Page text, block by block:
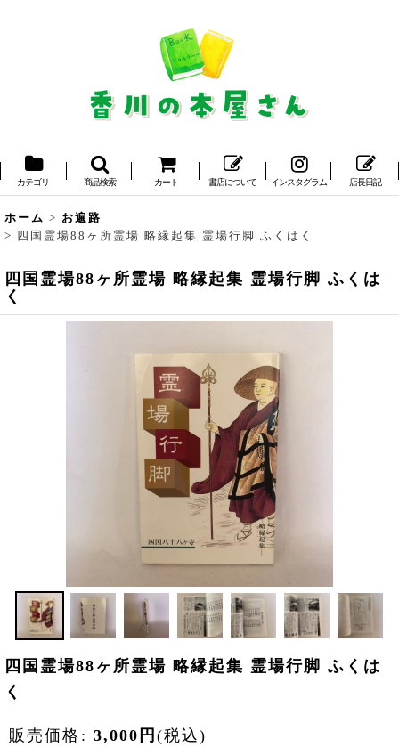
カテゴリ 商品検索 カート 書店について インスタグラム 店長日記
ホーム > お遍路
> 四国霊場88ヶ所霊場 略縁起集 霊場行脚 ふくはく
四国霊場88ヶ所霊場 略縁起集 霊場行脚 ふくは
く
四国霊場88ヶ所霊場 略縁起集 霊場行脚 ふくは
く
販売価格 : 3,000 円 (税込)